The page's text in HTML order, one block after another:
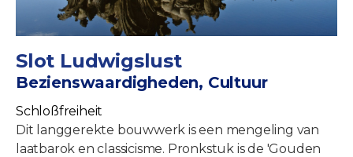
Slot Ludwigslust
Bezienswaardigheden, Cultuur
Schloßfreiheit
Dit langgerekte bouwwerk is een mengeling van
laatbarok en classicisme. Pronkstuk is de 'Gouden